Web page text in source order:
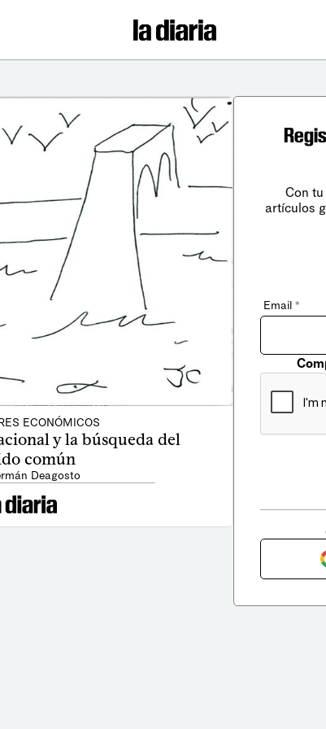
ECONÓMICOS
y la búsqueda del
común
Deagosto
Con
artículos
Email *